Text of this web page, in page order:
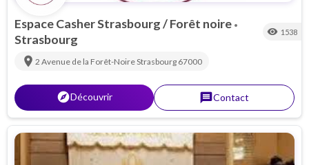
Espace Casher Strasbourg / Forêt noire •
Strasbourg visibility 1538
location_on 2 Avenue de la Forêt-NoireStrasbourg 67000
explorerDécouvrir messageContact